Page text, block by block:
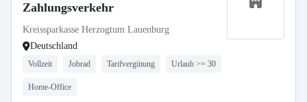
Zahlungsverkehr
Kreissparkasse Herzogtum Lauenburg
Deutschland
Vollzeit Jobrad Tarifvergütung Urlaub >= 30
Home-Office